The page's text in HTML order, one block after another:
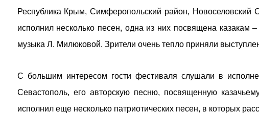
Республика Крым, Симферопольский район, Новоселовский
исполнил несколько песен, одна из них посвящена
музыка Л. Милюковой. Зрители очень тепло приняли
С большим интересом гости фестиваля слушали в
Севастополь, его авторскую песню, посвященную
исполнил еще несколько патриотических песен, в которых